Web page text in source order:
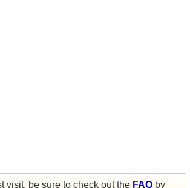
visit, be sure to check out the FAQ by